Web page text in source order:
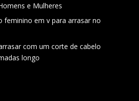
e Mulheres
feminino em v para arrasar no
com um corte de cabelo
longo